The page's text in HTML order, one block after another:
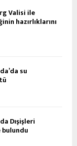
Valisi ile
hazırlıklarını
su
Dışişleri
bulundu